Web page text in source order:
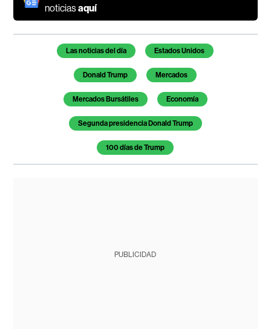
noticiasaquí
Temas de este artículo
Las noticias del día Estados Unidos
Donald Trump Mercados
Mercados Bursátiles Economía
Segunda presidencia Donald Trump
100 días de Trump
PUBLICIDAD